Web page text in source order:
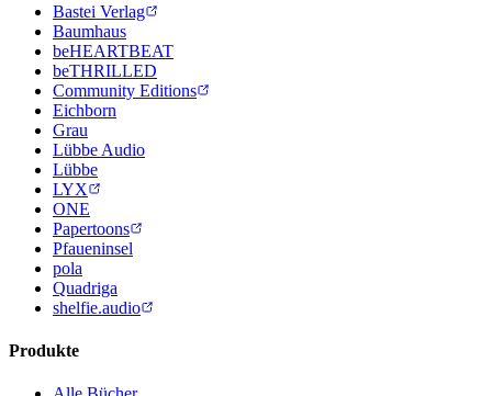
Bastei Verlag
Baumhaus
beHEARTBEAT
beTHRILLED
Community Editions
Eichborn
Grau
Lübbe Audio
Lübbe
LYX
ONE
Papertoons
Pfaueninsel
pola
Quadriga
shelfie.audio
Produkte